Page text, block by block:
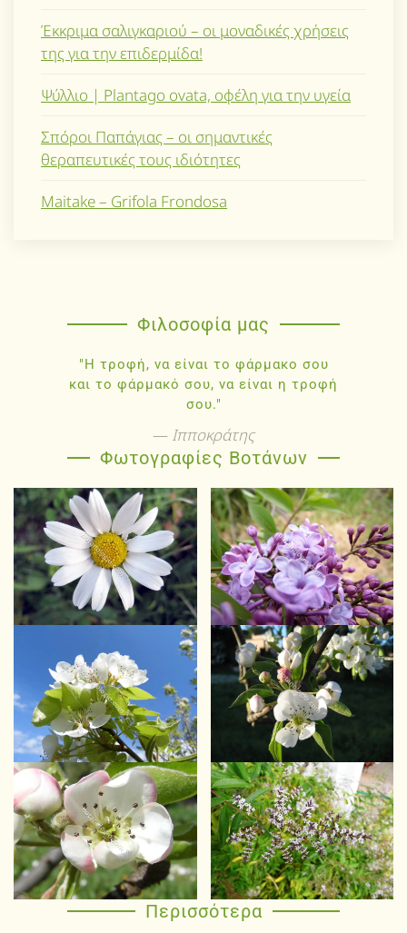
Έκκριμα σαλιγκαριού – οι μοναδικές χρήσεις
της για την επιδερμίδα!
Ψύλλιο | Plantago ovata, οφέλη για την υγεία
Σπόροι Παπάγιας – οι σημαντικές
θεραπευτικές τους ιδιότητες
Maitake – Grifola Frondosa
Φιλοσοφία μας
"Η τροφή, να είναι το φάρμακο σου
και το φάρμακό σου, να είναι η τροφή
σου."
Ιπποκράτης
Φωτογραφίες Βοτάνων
Περισσότερα